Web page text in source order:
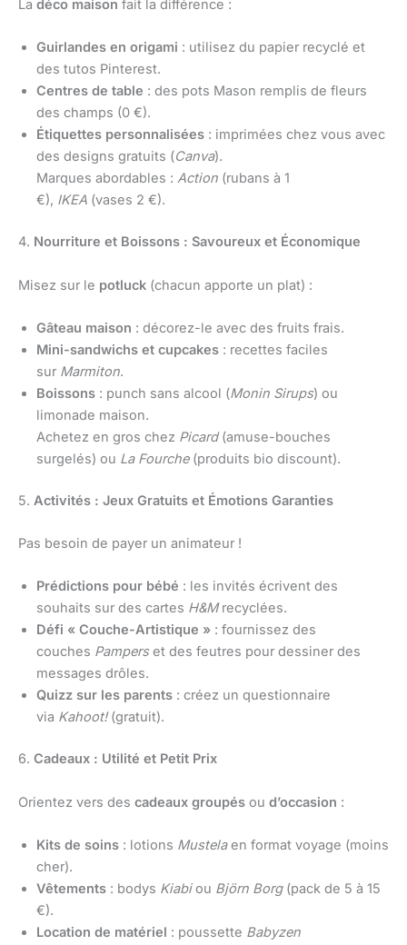
La déco maison fait la différence :
Guirlandes en origami : utilisez du papier recyclé et
des tutos Pinterest.
Centres de table : des pots Mason remplis de fleurs
des champs (0 €).
Étiquettes personnalisées : imprimées chez vous avec
des designs gratuits (Canva).
Marques abordables : Action (rubans à 1
€), IKEA (vases 2 €).
4. Nourriture et Boissons : Savoureux et Économique
Misez sur le potluck (chacun apporte un plat) :
Gâteau maison : décorez-le avec des fruits frais.
Mini-sandwichs et cupcakes : recettes faciles
sur Marmiton.
Boissons : punch sans alcool (Monin Sirups) ou
limonade maison.
Achetez en gros chez Picard(amuse-bouches
surgelés) ou La Fourche(produits bio discount).
5. Activités : Jeux Gratuits et Émotions Garanties
Pas besoin de payer un animateur !
Prédictions pour bébé : les invités écrivent des
souhaits sur des cartes H&Mrecyclées.
Défi « Couche-Artistique » : fournissez des
couches Pamperset des feutres pour dessiner des
messages drôles.
Quizz sur les parents : créez un questionnaire
via Kahoot!(gratuit).
6. Cadeaux : Utilité et Petit Prix
Orientez vers des cadeaux groupés ou d’occasion :
Kits de soins : lotions Mustelaen format voyage (moins
cher).
Vêtements : bodys Kiabiou Björn Borg(pack de 5 à 15
€).
Location de matériel : poussette Babyzen